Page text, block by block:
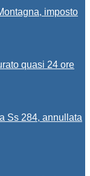
imposto
quasi 24 ore
Ss 284, annullata